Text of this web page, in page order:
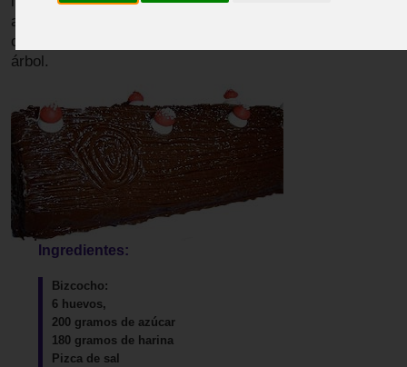
avellanas o castañas. Finalmente esta cubierto con un
chocolate espeso que se marca con surcos para simular
árbol.
Ingredientes:
Bizcocho:
6 huevos,
200 gramos de azúcar
180 gramos de harina
Pizca de sal